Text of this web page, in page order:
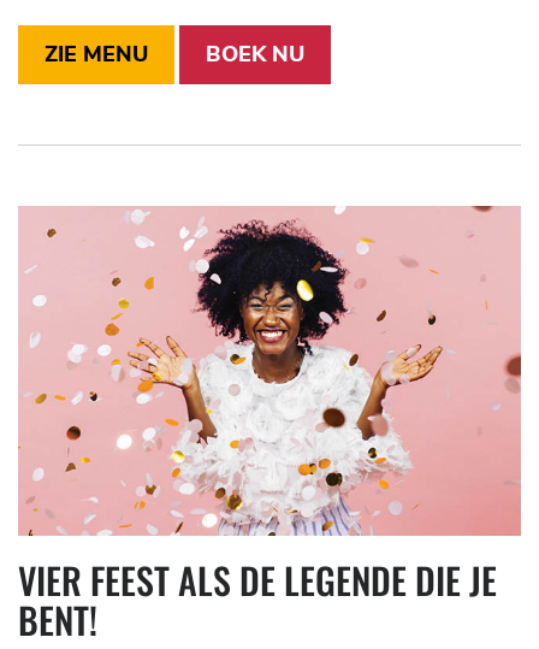
ZIE MENU BOEK NU
VIER FEEST ALS DE LEGENDE DIE JE
BENT!